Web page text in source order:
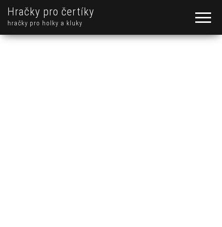
Hračky pro čertíky
hračky pro holky a kluky